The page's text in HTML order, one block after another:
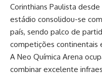
Corinthians Paulista desde
estádio consolidou-se
país, sendo palco de
competições continentais
A Neo Química Arena
combinar excelente